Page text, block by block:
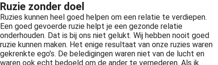
Ruzie zonder doel
Ruzies kunnen heel goed helpen om een relatie te verdiepen.
Een goed gevoerde ruzie helpt je een gezonde relatie
onderhouden. Dat is bij ons niet gelukt. Wij hebben nooit goed
ruzie kunnen maken. Het enige resultaat van onze ruzies waren
gekrenkte ego’s. De beledigingen waren niet van de lucht en
waren ook echt bedoeld om de ander te vernederen. Als ik